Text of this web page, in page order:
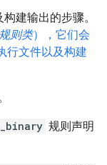
建输出的步骤。
规则类），它们会
行文件以及构建
规则声明